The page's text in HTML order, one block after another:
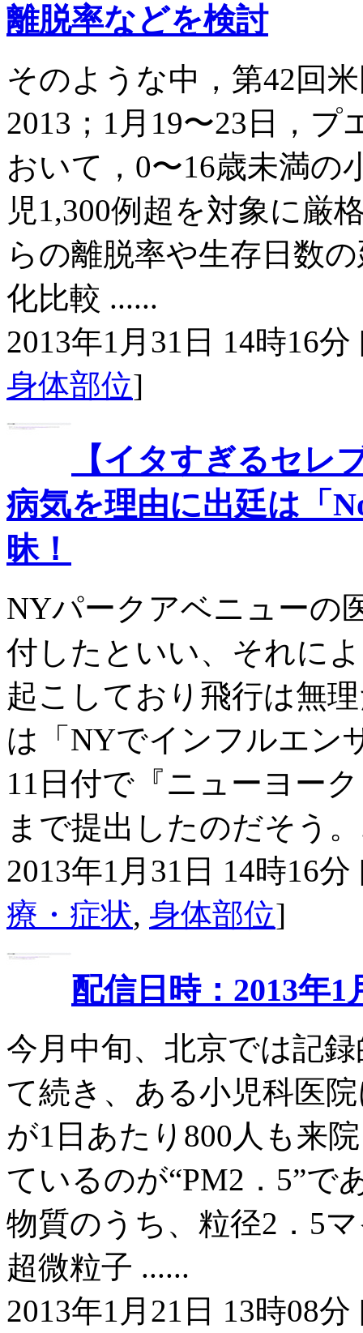
離脱率などを検討
そのような中，第42回
2013；1月19〜23日，
おいて，0〜16歳未満の
児1,300例超を対象に厳
らの離脱率や生存日数
化比較 ......
2013年1月31日 14時16分
身体部位]
【イタすぎるセレ
病気を理由に出廷は「
昧！
NYパークアベニューの
付したといい、それに
起こしており飛行は無
は「NYでインフルエン
11日付で『ニューヨー
まで提出したのだそう
2013年1月31日 14時16分
療・症状, 身体部位]
配信日時：2013年1
今月中旬、北京では記
て続き、ある小児科医
が1日あたり800人も来
ているのが“PM2．5”で
物質のうち、粒径2．5
超微粒子 ......
2013年1月21日 13時08分